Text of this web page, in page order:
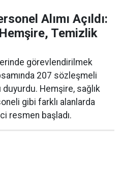
Alımı Açıldı:
Temizlik
görevlendirilmek
207 sözleşmeli
duyurdu. Hemşire, sağlık
gibi farklı alanlarda
resmen başladı.